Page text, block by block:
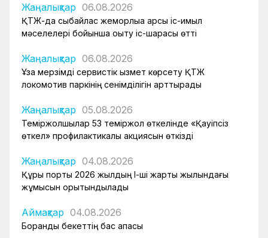
Жаңалықтар 06.08.2026
ҚТЖ-да сыбайлас жемқорлыққа қарсы іс-қимыл
мәселелері бойынша оқыту іс-шарасы өтті
Жаңалықтар 06.08.2026
Ұзақ мерзімді сервистік қызмет көрсету ҚТЖ
локомотив паркінің сенімділігін арттырады
Жаңалықтар 05.08.2026
Теміржолшылар 53 теміржол өткелінде «Қауіпсіз
өткел» профилактикалық акциясын өткізді
Жаңалықтар 04.08.2026
Құрық порты 2026 жылдың І-ші жарты жылындағы
жұмысын қорытындылады
Аймақтар 04.08.2026
Боранды бекеттің бас қақпасы